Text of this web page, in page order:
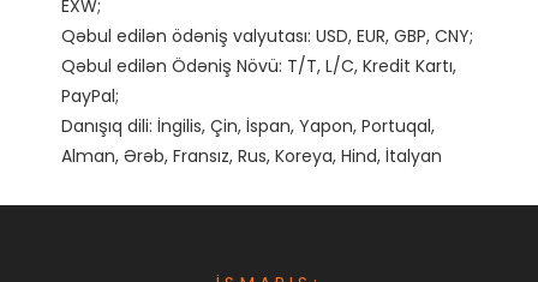
EXW;
Qəbul edilən ödəniş valyutası: USD, EUR, GBP, CNY;
Qəbul edilən Ödəniş Növü: T/T, L/C, Kredit Kartı,
PayPal;
Danışıq dili: İngilis, Çin, İspan, Yapon, Portuqal,